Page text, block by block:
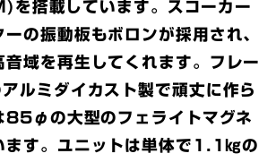
搭載しています。スコーカー
ーの振動板もボロンが採用され、
音域を再生してくれます。フレー
ルミダイカスト製で頑丈に作ら
85φの大型のフェライトマグネ
ます。ユニットは単体で1.1㎏の